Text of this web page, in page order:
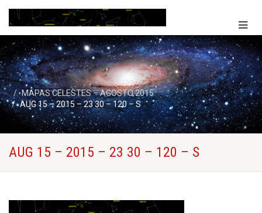
MAPAS CELESTES – AGOSTO 2015
AUG 15 – 2015 – 23 30 – 120 – S
AUG 15 – 2015 – 23 30 – 120 – S